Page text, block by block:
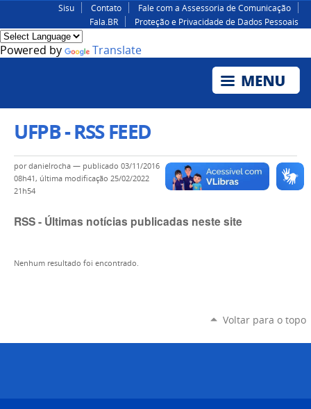
Sisu Contato
Fale com a Assessoria de Comunicação
Fala.BR
Proteção e Privacidade de Dados Pessoais
Powered by Translate
UFPB - RSS FEED
pordanielrocha — publicado 03/11/2016
08h41, última modificação 25/02/2022
21h54
RSS - Últimas notícias publicadas neste site
Nenhum resultado foi encontrado.
Voltar para o topo